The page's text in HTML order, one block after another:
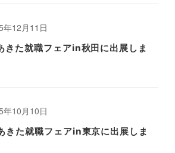
年12月11日
た就職フェアin秋田に出展しま
年10月10日
た就職フェアin東京に出展しま